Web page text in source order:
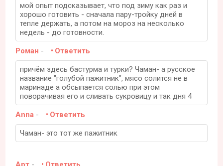
мой опыт подсказывает, что под зиму как раз и
хорошо готовить - сначала пару-тройку дней в
тепле держать, а потом на мороз на несколько
недель - до готовности.
Роман - Ответить
причём здесь бастурма и турки? Чаман- а русское
название "голубой пажитник", мясо солится не в
маринаде а обсыпается солью при этом
поворачивая его и сливать сукровицу и так дня 4
Anna - Ответить
Чаман- это тот же пажитник